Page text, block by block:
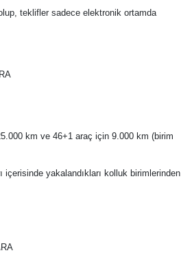
teklifler sadece elektronik ortamda
km ve 46+1 araç için 9.000 km (birim
yakalandıkları kolluk birimlerinden